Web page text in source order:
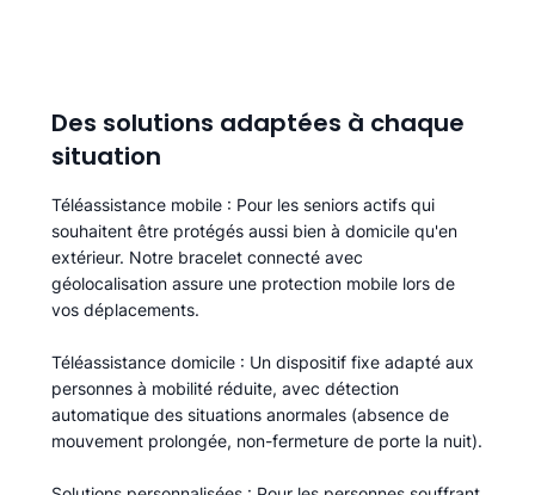
Des solutions adaptées à chaque
situation
Téléassistance mobile : Pour les seniors actifs qui
souhaitent être protégés aussi bien à domicile qu'en
extérieur. Notre bracelet connecté avec
géolocalisation assure une protection mobile lors de
vos déplacements.
Téléassistance domicile : Un dispositif fixe adapté aux
personnes à mobilité réduite, avec détection
automatique des situations anormales (absence de
mouvement prolongée, non-fermeture de porte la nuit).